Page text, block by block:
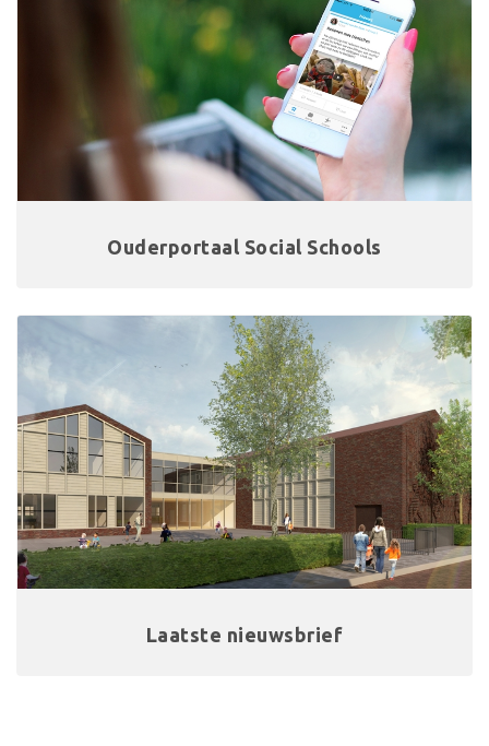
Ouderportaal Social Schools
Laatste nieuwsbrief